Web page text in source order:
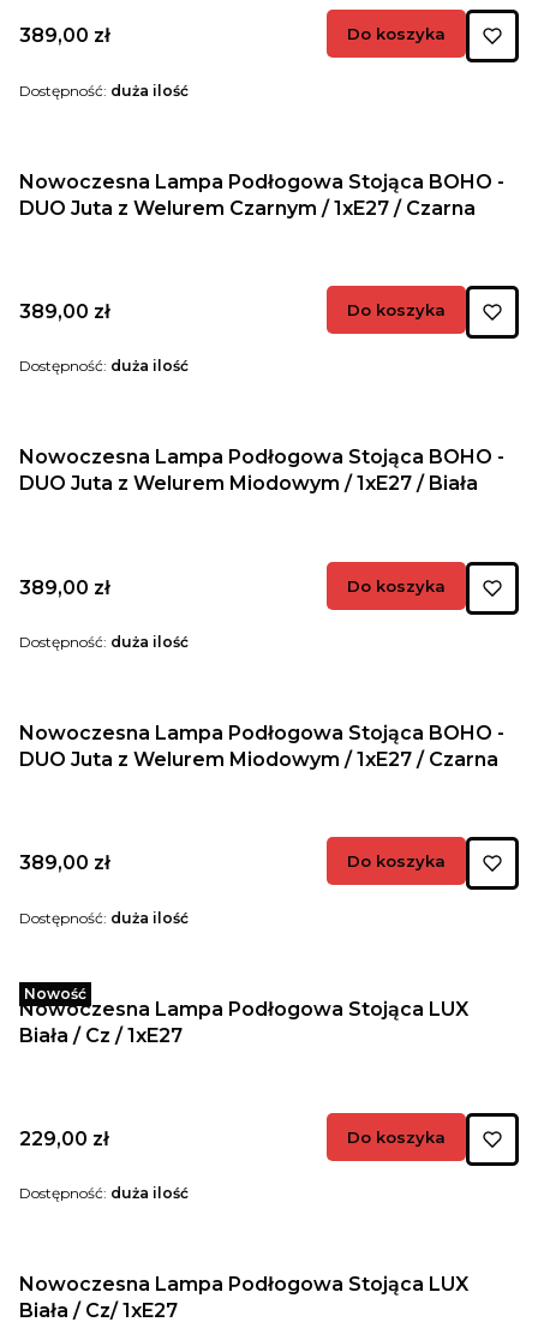
Cena
389,00 zł Do koszyka
Dostępność: duża ilość
Nowoczesna Lampa Podłogowa Stojąca BOHO -
DUO Juta z Welurem Czarnym / 1xE27 / Czarna
Cena
389,00 zł Do koszyka
Dostępność: duża ilość
Nowoczesna Lampa Podłogowa Stojąca BOHO -
DUO Juta z Welurem Miodowym / 1xE27 / Biała
Cena
389,00 zł Do koszyka
Dostępność: duża ilość
Nowoczesna Lampa Podłogowa Stojąca BOHO -
DUO Juta z Welurem Miodowym / 1xE27 / Czarna
Cena
389,00 zł Do koszyka
Dostępność: duża ilość
Nowość
Nowoczesna Lampa Podłogowa Stojąca LUX
Biała / Cz / 1xE27
Cena
229,00 zł Do koszyka
Dostępność: duża ilość
Nowoczesna Lampa Podłogowa Stojąca LUX
Biała / Cz/ 1xE27